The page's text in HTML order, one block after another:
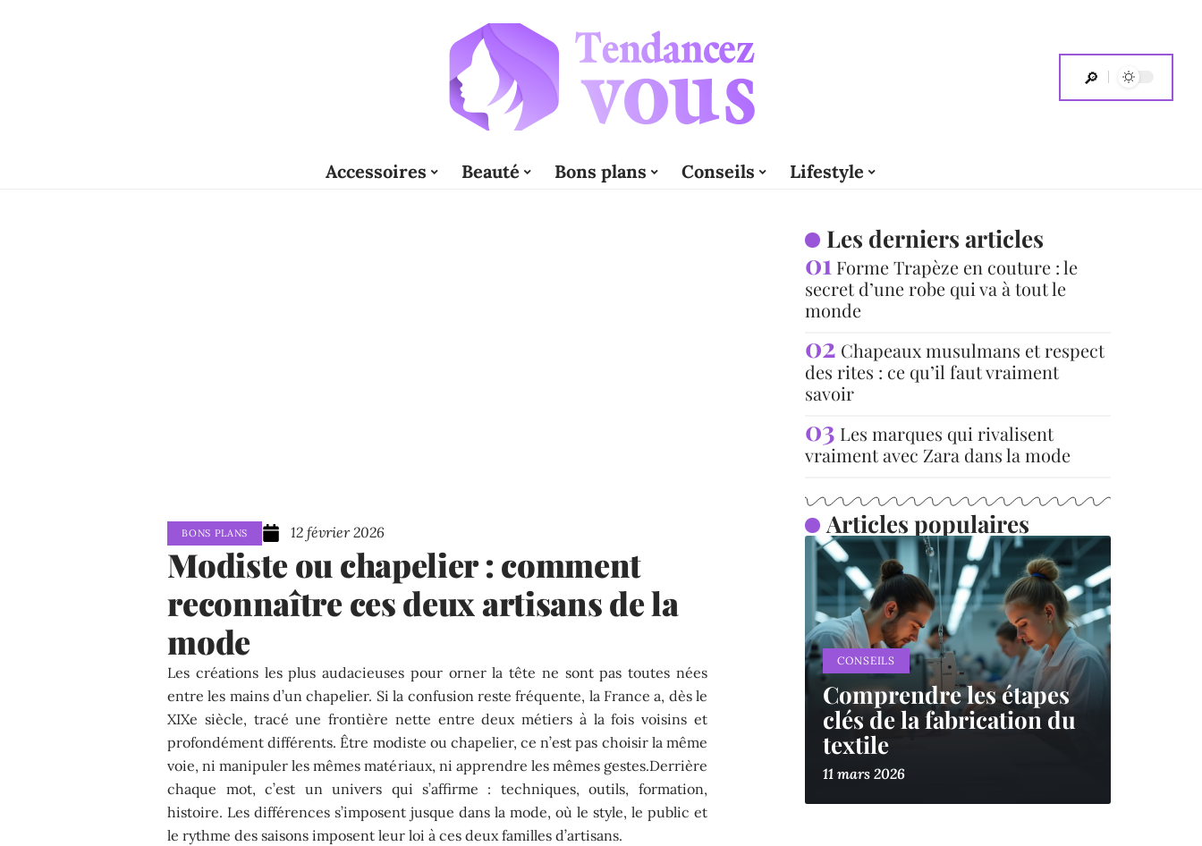
Accessoires Beauté Bons plans Conseils Lifestyle
BONS PLANS 12 février 2026
Modiste ou chapelier : comment
reconnaître ces deux artisans de la
mode
Les créations les plus audacieuses pour orner la tête ne sont pas toutes nées
entre les mains d’un chapelier. Si la confusion reste fréquente, la France a, dès le
XIXe siècle, tracé une frontière nette entre deux métiers à la fois voisins et
profondément différents. Être modiste ou chapelier, ce n’est pas choisir la même
voie, ni manipuler les mêmes matériaux, ni apprendre les mêmes gestes.Derrière
chaque mot, c’est un univers qui s’affirme : techniques, outils, formation,
histoire. Les différences s’imposent jusque dans la mode, où le style, le public et
le rythme des saisons imposent leur loi à ces deux familles d’artisans.
Les derniers articles
Forme Trapèze en couture : le
secret d’une robe qui va à tout le
monde
Chapeaux musulmans et respect
des rites : ce qu’il faut vraiment
savoir
Les marques qui rivalisent
vraiment avec Zara dans la mode
Articles populaires
CONSEILS
Comprendre les étapes
clés de la fabrication du
textile
11 mars 2026